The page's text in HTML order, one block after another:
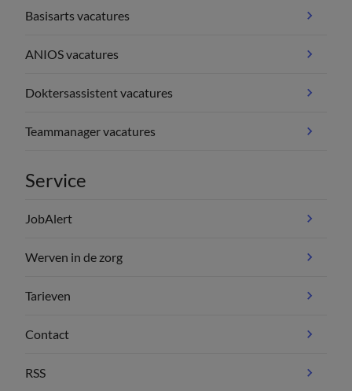
Basisarts vacatures
ANIOS vacatures
Doktersassistent vacatures
Teammanager vacatures
Service
JobAlert
Werven in de zorg
Tarieven
Contact
RSS